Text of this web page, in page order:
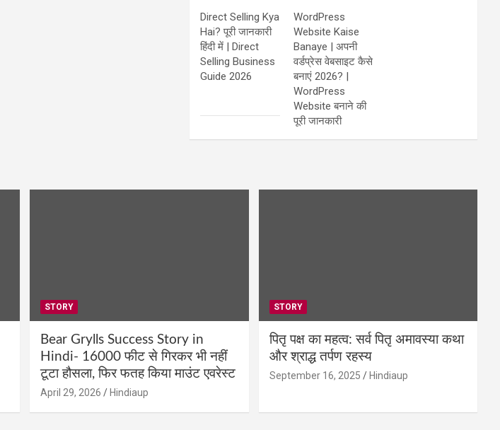
Direct Selling Kya
Hai? पूरी जानकारी
हिंदी में | Direct
Selling Business
Guide 2026
WordPress
Website Kaise
Banaye | अपनी
वर्डप्रेस वेबसाइट कैसे
बनाएं 2026? |
WordPress
Website बनाने की
पूरी जानकारी
STORY
Bear Grylls Success Story in
Hindi- 16000 फीट से गिरकर भी नहीं
टूटा हौसला, फिर फतह किया माउंट एवरेस्ट
April 29, 2026 Hindiaup
STORY
पितृ पक्ष का महत्व: सर्व पितृ अमावस्या कथा
और श्राद्ध तर्पण रहस्य
September 16, 2025 Hindiaup